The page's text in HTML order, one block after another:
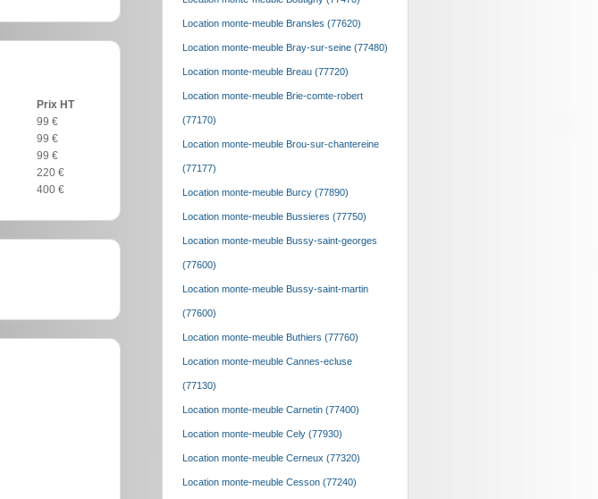
Prix HT
99 €
99 €
99 €
220 €
400 €
Location monte-meuble Bransles (77620)
Location monte-meuble Bray-sur-seine (77480)
Location monte-meuble Breau (77720)
Location monte-meuble Brie-comte-robert
(77170)
Location monte-meuble Brou-sur-chantereine
(77177)
Location monte-meuble Burcy (77890)
Location monte-meuble Bussieres (77750)
Location monte-meuble Bussy-saint-georges
(77600)
Location monte-meuble Bussy-saint-martin
(77600)
Location monte-meuble Buthiers (77760)
Location monte-meuble Cannes-ecluse
(77130)
Location monte-meuble Carnetin (77400)
Location monte-meuble Cely (77930)
Location monte-meuble Cerneux (77320)
Location monte-meuble Cesson (77240)